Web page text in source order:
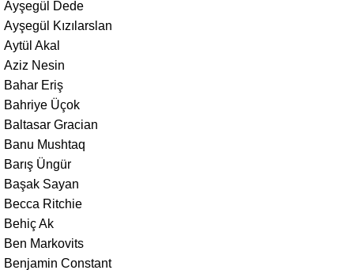
Ayşegül Dede
Ayşegül Kızılarslan
Aytül Akal
Aziz Nesin
Bahar Eriş
Bahriye Üçok
Baltasar Gracian
Banu Mushtaq
Barış Üngür
Başak Sayan
Becca Ritchie
Behiç Ak
Ben Markovits
Benjamin Constant